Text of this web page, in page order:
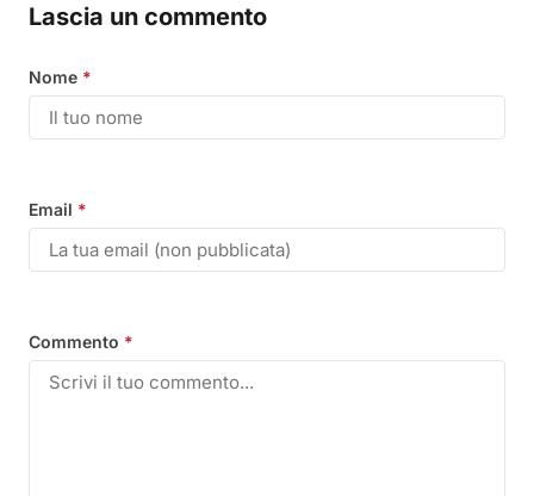
Lascia un commento
Nome *
Email *
Commento *